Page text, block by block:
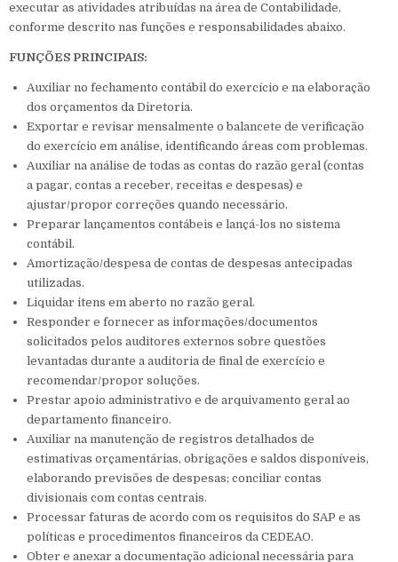
executar as atividades atribuídas na área de Contabilidade,
conforme descrito nas funções e responsabilidades abaixo.
FUNÇÕES PRINCIPAIS:
Auxiliar no fechamento contábil do exercício e na elaboração
dos orçamentos da Diretoria.
Exportar e revisar mensalmente o balancete de verificação
do exercício em análise, identificando áreas com problemas.
Auxiliar na análise de todas as contas do razão geral (contas
a pagar, contas a receber, receitas e despesas) e
ajustar/propor correções quando necessário.
Preparar lançamentos contábeis e lançá-los no sistema
contábil.
Amortização/despesa de contas de despesas antecipadas
utilizadas.
Liquidar itens em aberto no razão geral.
Responder e fornecer as informações/documentos
solicitados pelos auditores externos sobre questões
levantadas durante a auditoria de final de exercício e
recomendar/propor soluções.
Prestar apoio administrativo e de arquivamento geral ao
departamento financeiro.
Auxiliar na manutenção de registros detalhados de
estimativas orçamentárias, obrigações e saldos disponíveis,
elaborando previsões de despesas; conciliar contas
divisionais com contas centrais.
Processar faturas de acordo com os requisitos do SAP e as
políticas e procedimentos financeiros da CEDEAO.
Obter e anexar a documentação adicional necessária para